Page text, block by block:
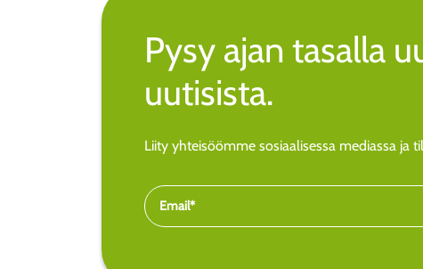
Pysy ajan tasalla
uutisista.
Liity yhteisöömme sosiaalisessa mediassa ja